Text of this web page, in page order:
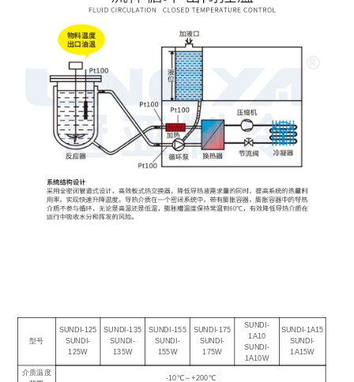
型号
SUNDI-125
SUNDI-
125W
SUNDI-135
SUNDI-
135W
SUNDI-155
SUNDI-
155W
SUNDI-175
SUNDI-
175W
SUNDI-
1A10
SUNDI-
1A10W
SUNDI-1A15
SUNDI-
1A15W
介质温度
-10℃～+200℃